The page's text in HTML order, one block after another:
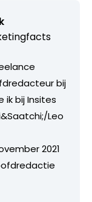
bij
ik bij Insites
Leo
2021